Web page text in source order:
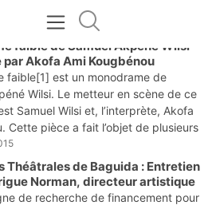
faible de Samuel Akpene Wilsi
Akofa Ami Kougbénou
faible[1] est un monodrame de
Wilsi. Le metteur en scène de ce
Samuel Wilsi et, l’interprète, Akofa
Cette pièce a fait l’objet de plusieurs
Théâtrales de Baguida : Entretien
Norman, directeur artistique
de recherche de financement pour